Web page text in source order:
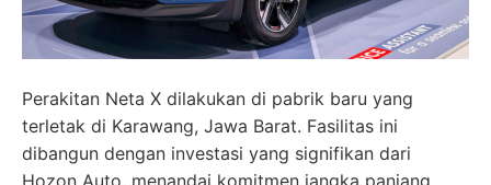
Perakitan Neta X dilakukan di pabrik baru yang
terletak di Karawang, Jawa Barat. Fasilitas ini
dibangun dengan investasi yang signifikan dari
Hozon Auto, menandai komitmen jangka panjang